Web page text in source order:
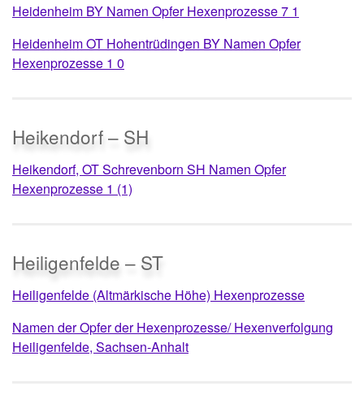
Heidenheim BY Namen Opfer Hexenprozesse 7 1
Heidenheim OT Hohentrüdingen BY Namen Opfer
Hexenprozesse 1 0
Heikendorf – SH
Heikendorf, OT Schrevenborn SH Namen Opfer
Hexenprozesse 1 (1)
Heiligenfelde – ST
Heiligenfelde (Altmärkische Höhe) Hexenprozesse
Namen der Opfer der Hexenprozesse/ Hexenverfolgung
Heiligenfelde, Sachsen-Anhalt